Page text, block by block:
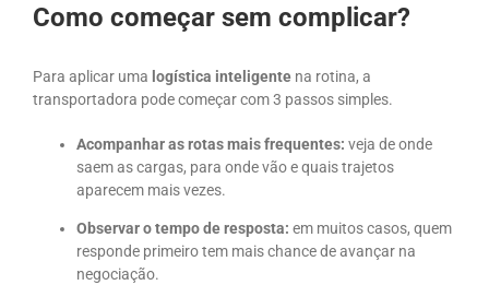
Como começar sem complicar?
Para aplicar uma logística inteligente na rotina, a
transportadora pode começar com 3 passos simples.
Acompanhar as rotas mais frequentes: veja de onde
saem as cargas, para onde vão e quais trajetos
aparecem mais vezes.
Observar o tempo de resposta: em muitos casos, quem
responde primeiro tem mais chance de avançar na
negociação.